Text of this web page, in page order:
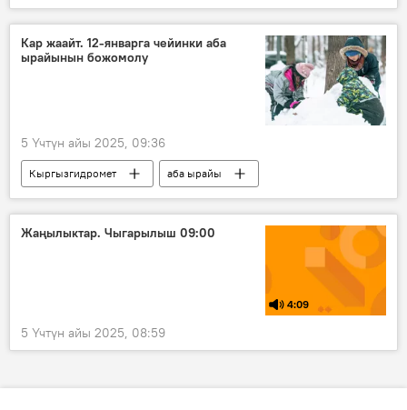
Кар жаайт. 12-январга чейинки аба
ырайынын божомолу
5 Үчтүн айы 2025, 09:36
Кыргызгидромет
аба ырайы
синоптик
январь Кыргызстан
Жаңылыктар. Чыгарылыш 09:00
4:09
5 Үчтүн айы 2025, 08:59